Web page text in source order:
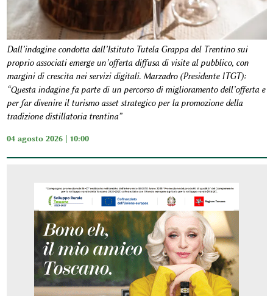
Dall’indagine condotta dall’Istituto Tutela Grappa del Trentino sui
proprio associati emerge un’offerta diffusa di visite al pubblico, con
margini di crescita nei servizi digitali. Marzadro (Presidente ITGT):
“Questa indagine fa parte di un percorso di miglioramento dell’offerta e
per far divenire il turismo asset strategico per la promozione della
tradizione distillatoria trentina”
04 agosto 2026 | 10:00